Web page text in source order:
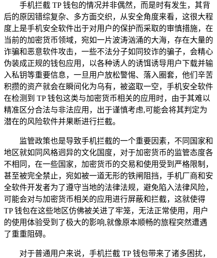
手机拦截 TP 钱包的情况并非偶然，而是时有发生，其背
后的原因错综复杂、多方面交织，从安全角度来看，这很大程
度上是手机安全软件出于对用户的保护而采取的审慎措施，在
当前的加密货币领域，宛如一片波涛汹涌的大海，存在大量的
诈骗和恶意软件攻击，一些不法分子如同狡诈的骗子，会精心
伪装成正规的钱包应用，以各种诱人的诱饵诱导用户下载并输
入私钥等重要信息，一旦用户放松警惕、落入圈套，他们辛苦
积攒的资产就会在瞬间化为乌有，被盗取一空，手机安全软件
在检测到 TP 钱包这类与加密货币相关的应用时，由于其难以
精准区分合法与非法应用，出于谨慎考虑,可能会将其判定为
潜在的风险软件并果断进行拦截。
监管政策也是导致手机拦截的一个重要因素，不同国家和
地区就如同风格迥异的文化国度，对于加密货币的监管态度各
不相同，在一些国家，加密货币的交易和使用受到严格限制，
甚至被完全禁止，宛如被一道无形的铁闸阻挡，手机厂商和安
全软件开发者为了遵守当地的法律法规，避免陷入法律风险，
可能会对与加密货币相关的应用进行屏蔽和拦截，这就使得
TP 钱包在这些地区仿佛被关进了牢笼，无法正常使用，用户
的使用体验受到了极大的影响,就像原本顺畅的旅程突然遭遇
了重重阻碍。
对于普通用户来说，手机拦截 TP 钱包带来了诸多困扰，